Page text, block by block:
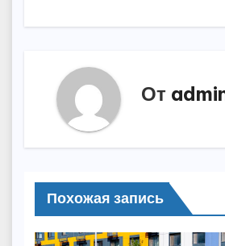
От
Похожая запись